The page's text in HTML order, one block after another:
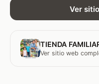
Ver
TIENDA
Ver sitio web